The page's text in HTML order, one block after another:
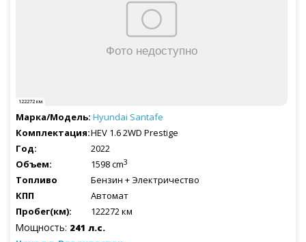
122272 км
Hyundai Santafe
HEV 1.6 2WD Prestige
2022
1598 cm3
Бензин + Электричество
Автомат
122272 км
Мощность: 241 л.с.